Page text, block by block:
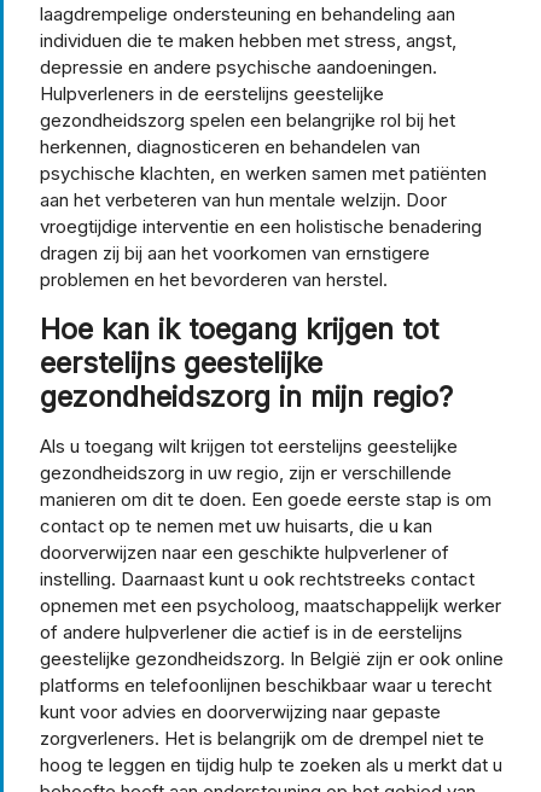
laagdrempelige ondersteuning en behandeling aan
individuen die te maken hebben met stress, angst,
depressie en andere psychische aandoeningen.
Hulpverleners in de eerstelijns geestelijke
gezondheidszorg spelen een belangrijke rol bij het
herkennen, diagnosticeren en behandelen van
psychische klachten, en werken samen met patiënten
aan het verbeteren van hun mentale welzijn. Door
vroegtijdige interventie en een holistische benadering
dragen zij bij aan het voorkomen van ernstigere
problemen en het bevorderen van herstel.
Hoe kan ik toegang krijgen tot
eerstelijns geestelijke
gezondheidszorg in mijn regio?
Als u toegang wilt krijgen tot eerstelijns geestelijke
gezondheidszorg in uw regio, zijn er verschillende
manieren om dit te doen. Een goede eerste stap is om
contact op te nemen met uw huisarts, die u kan
doorverwijzen naar een geschikte hulpverlener of
instelling. Daarnaast kunt u ook rechtstreeks contact
opnemen met een psycholoog, maatschappelijk werker
of andere hulpverlener die actief is in de eerstelijns
geestelijke gezondheidszorg. In België zijn er ook online
platforms en telefoonlijnen beschikbaar waar u terecht
kunt voor advies en doorverwijzing naar gepaste
zorgverleners. Het is belangrijk om de drempel niet te
hoog te leggen en tijdig hulp te zoeken als u merkt dat u